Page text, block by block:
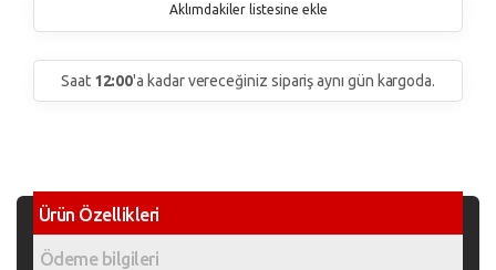
Aklımdakiler listesine ekle
Saat 12:00'a kadar vereceğiniz sipariş aynı gün kargoda.
Ürün Özellikleri
Ödeme bilgileri